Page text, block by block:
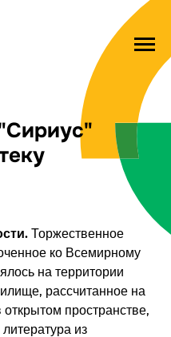
Торжественное
ко Всемирному
на территории
рассчитанное на
открытом пространстве,
из